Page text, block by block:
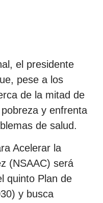
el presidente
pese a los
de la mitad de
y enfrenta
de salud.
Acelerar la
(NSAAC) será
quinto Plan de
y busca